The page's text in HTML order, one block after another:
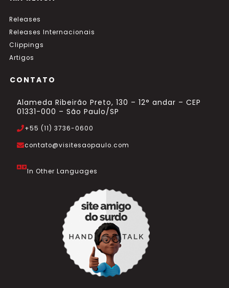
Releases
Releases Internacionais
Clippings
Artigos
CONTATO
Alameda Ribeirão Preto, 130 – 12° andar – CEP
01331-000 – São Paulo/SP
+55 (11) 3736-0600
contato@visitesaopaulo.com
In Other Languages